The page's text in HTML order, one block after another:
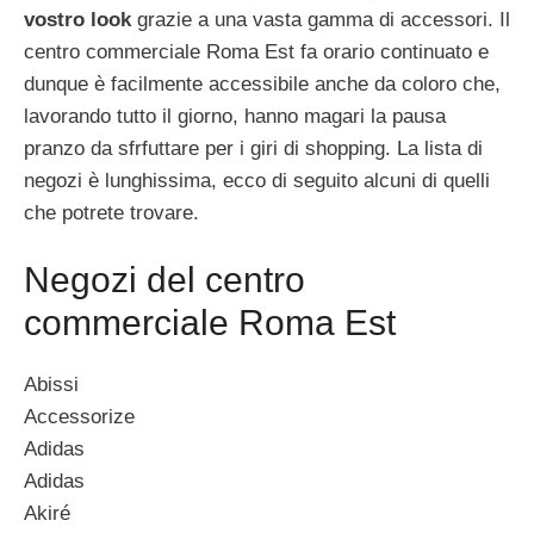
vostro look grazie a una vasta gamma di accessori. Il
centro commerciale Roma Est fa orario continuato e
dunque è facilmente accessibile anche da coloro che,
lavorando tutto il giorno, hanno magari la pausa
pranzo da sfrfuttare per i giri di shopping. La lista di
negozi è lunghissima, ecco di seguito alcuni di quelli
che potrete trovare.
Negozi del centro
commerciale Roma Est
Abissi
Accessorize
Adidas
Adidas
Akiré